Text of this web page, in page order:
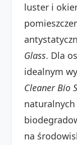
luster i
Glass. Dla
idealnym
Cleaner Bio
naturalnych
na